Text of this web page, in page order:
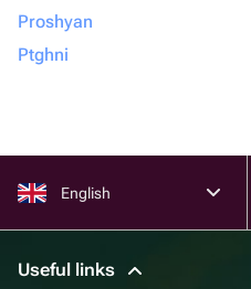
Proshyan
Ptghni
English
Useful links